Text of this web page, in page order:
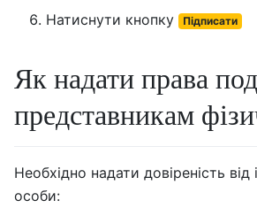
Натиснути кнопку
Підписати
Як надати права
представникам
Необхідно надати довіреність від
особи: